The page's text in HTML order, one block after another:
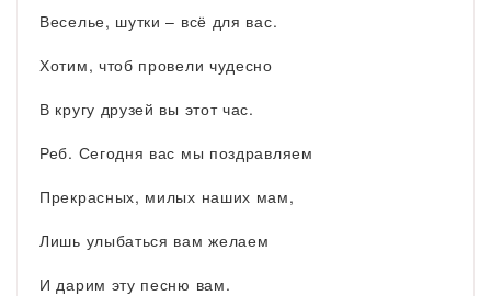
Веселье, шутки – всё для вас.
Хотим, чтоб провели чудесно
В кругу друзей вы этот час.
Реб. Сегодня вас мы поздравляем
Прекрасных, милых наших мам,
Лишь улыбаться вам желаем
И дарим эту песню вам.